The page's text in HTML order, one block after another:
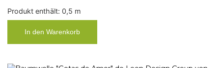
Produkt enthält: 0,5 m
In den Warenkorb